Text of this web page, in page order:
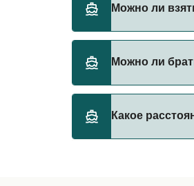
Можно ли
Можно ли
правилами
Какое